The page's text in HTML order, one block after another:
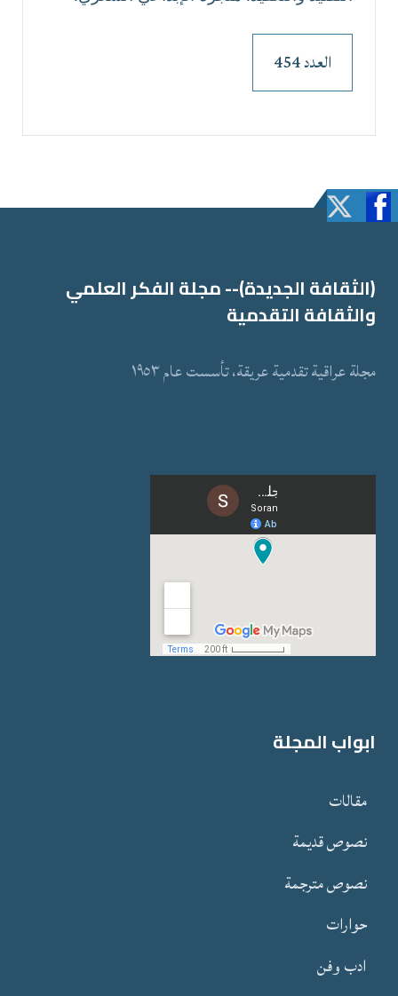
العدد 454
(الثقافة الجدیدة)-- مجلة الفكر العلمي
والثقافة التقدمیة
مجلة عراقیة تقدمیة عریقة، تأسست عام ١٩٥٣
ابواب المجلة
مقالات
نصوص قدیمة
نصوص مترجمة
حوارات
ادب وفن